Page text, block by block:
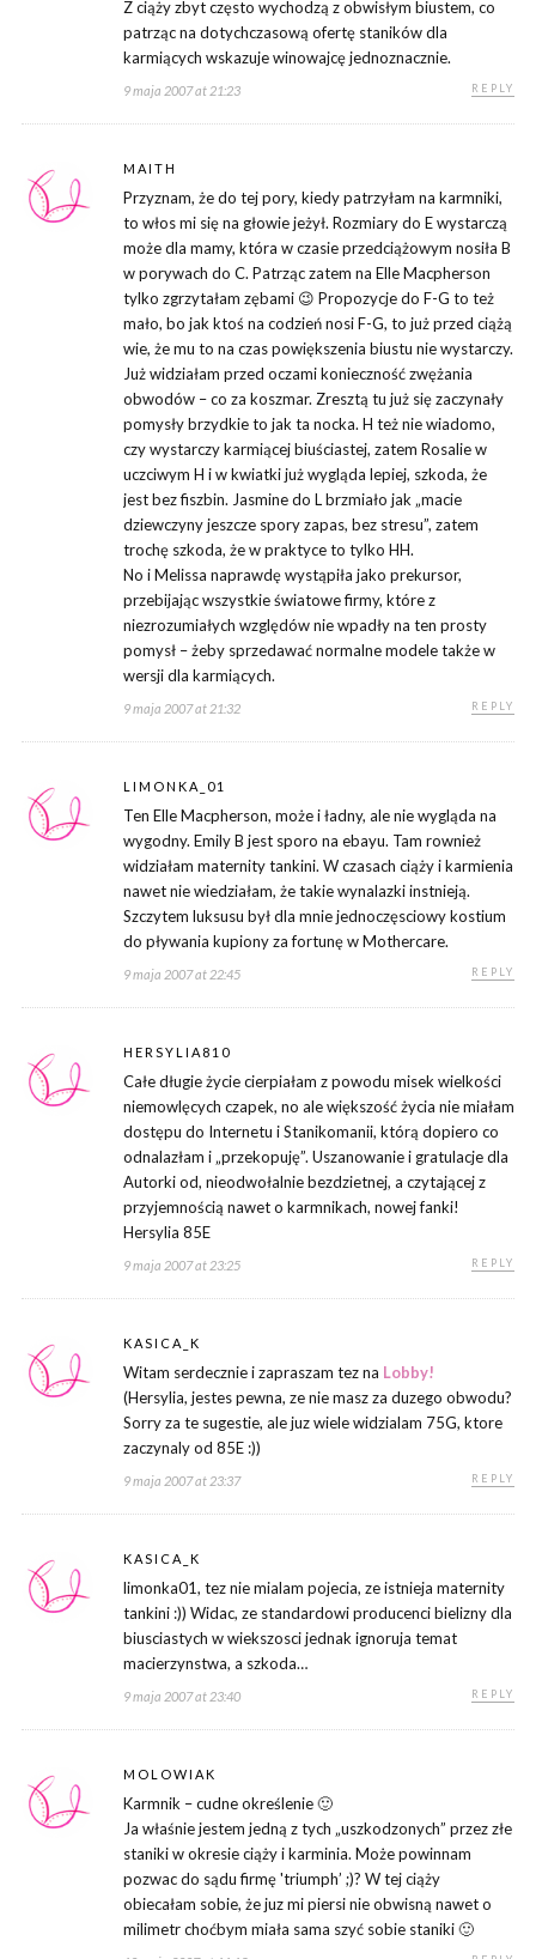
Z ciąży zbyt często wychodzą z obwisłym biustem, co
patrząc na dotychczasową ofertę staników dla
karmiących wskazuje winowajcę jednoznacznie.
9 maja 2007 at 21:23 REPLY
MAITH
Przyznam, że do tej pory, kiedy patrzyłam na karmniki,
to włos mi się na głowie jeżył. Rozmiary do E wystarczą
może dla mamy, która w czasie przedciążowym nosiła B
w porywach do C. Patrząc zatem na Elle Macpherson
tylko zgrzytałam zębami 😉 Propozycje do F-G to też
mało, bo jak ktoś na codzień nosi F-G, to już przed ciążą
wie, że mu to na czas powiększenia biustu nie wystarczy.
Już widziałam przed oczami konieczność zwężania
obwodów – co za koszmar. Zresztą tu już się zaczynały
pomysły brzydkie to jak ta nocka. H też nie wiadomo,
czy wystarczy karmiącej biuściastej, zatem Rosalie w
uczciwym H i w kwiatki już wygląda lepiej, szkoda, że
jest bez fiszbin. Jasmine do L brzmiało jak „macie
dziewczyny jeszcze spory zapas, bez stresu”, zatem
trochę szkoda, że w praktyce to tylko HH.
No i Melissa naprawdę wystąpiła jako prekursor,
przebijając wszystkie światowe firmy, które z
niezrozumiałych względów nie wpadły na ten prosty
pomysł – żeby sprzedawać normalne modele także w
wersji dla karmiących.
9 maja 2007 at 21:32 REPLY
LIMONKA_01
Ten Elle Macpherson, może i ładny, ale nie wygląda na
wygodny. Emily B jest sporo na ebayu. Tam rownież
widziałam maternity tankini. W czasach ciąży i karmienia
nawet nie wiedziałam, że takie wynalazki instnieją.
Szczytem luksusu był dla mnie jednoczęsciowy kostium
do pływania kupiony za fortunę w Mothercare.
9 maja 2007 at 22:45 REPLY
HERSYLIA810
Całe długie życie cierpiałam z powodu misek wielkości
niemowlęcych czapek, no ale większość życia nie miałam
dostępu do Internetu i Stanikomanii, którą dopiero co
odnalazłam i „przekopuję”. Uszanowanie i gratulacje dla
Autorki od, nieodwołalnie bezdzietnej, a czytającej z
przyjemnością nawet o karmnikach, nowej fanki!
Hersylia 85E
9 maja 2007 at 23:25 REPLY
KASICA_K
Witam serdecznie i zapraszam tez na Lobby!
(Hersylia, jestes pewna, ze nie masz za duzego obwodu?
Sorry za te sugestie, ale juz wiele widzialam 75G, ktore
zaczynaly od 85E :))
9 maja 2007 at 23:37 REPLY
KASICA_K
limonka01, tez nie mialam pojecia, ze istnieja maternity
tankini :)) Widac, ze standardowi producenci bielizny dla
biusciastych w wiekszosci jednak ignoruja temat
macierzynstwa, a szkoda…
9 maja 2007 at 23:40 REPLY
MOLOWIAK
Karmnik – cudne określenie 🙂
Ja właśnie jestem jedną z tych „uszkodzonych” przez złe
staniki w okresie ciąży i karminia. Może powinnam
pozwac do sądu firmę 'triumph’ ;)? W tej ciąży
obiecałam sobie, że juz mi piersi nie obwisną nawet o
milimetr choćbym miała sama szyć sobie staniki 🙂